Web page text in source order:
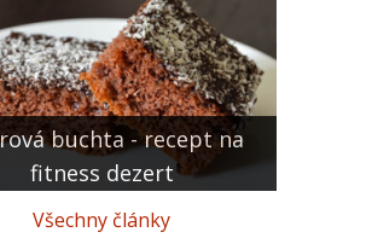
buchta - recept na
fitness dezert
Všechny články